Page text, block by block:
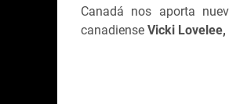
Canadá nos aporta
canadiense Vicki Lovelee,